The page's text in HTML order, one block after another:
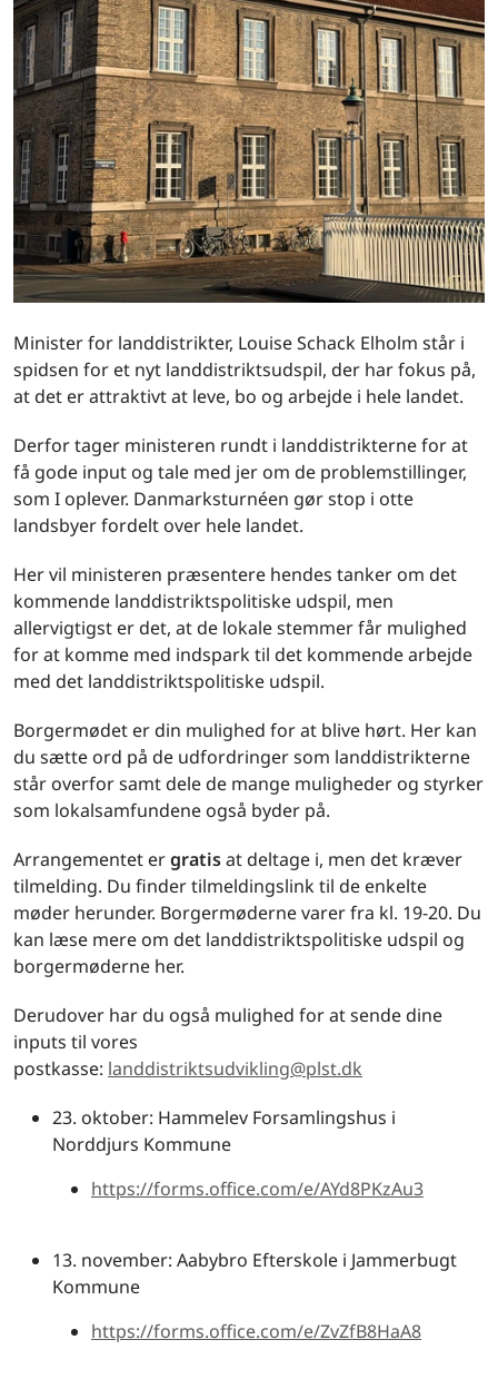
Minister for landdistrikter, Louise Schack Elholm står i
spidsen for et nyt landdistriktsudspil, der har fokus på,
at det er attraktivt at leve, bo og arbejde i hele landet.
Derfor tager ministeren rundt i landdistrikterne for at
få gode input og tale med jer om de problemstillinger,
som I oplever. Danmarksturnéen gør stop i otte
landsbyer fordelt over hele landet.
Her vil ministeren præsentere hendes tanker om det
kommende landdistriktspolitiske udspil, men
allervigtigst er det, at de lokale stemmer får mulighed
for at komme med indspark til det kommende arbejde
med det landdistriktspolitiske udspil.
Borgermødet er din mulighed for at blive hørt. Her kan
du sætte ord på de udfordringer som landdistrikterne
står overfor samt dele de mange muligheder og styrker
som lokalsamfundene også byder på.
Arrangementet ergratisat deltage i, men det kræver
tilmelding. Du finder tilmeldingslink til de enkelte
møder herunder. Borgermøderne varer fra kl. 19-20. Du
kan læse mere om det landdistriktspolitiske udspil og
borgermøderne her.
Derudover har du også mulighed for at sende dine
inputs til vores
postkasse: landdistriktsudvikling@plst.dk
23. oktober: Hammelev Forsamlingshus i
Norddjurs Kommune
https://forms.office.com/e/AYd8PKzAu3
13. november: Aabybro Efterskole i Jammerbugt
Kommune
https://forms.office.com/e/ZvZfB8HaA8